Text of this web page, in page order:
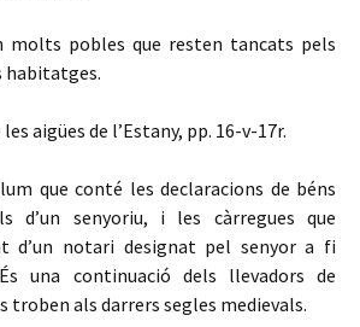
molts pobles que resten tancats pels
habitatges.
aigües de l’Estany, pp. 16-v-17r.
que conté les declaracions de béns
d’un senyoriu, i les càrregues que
d’un notari designat pel senyor a fi
una continuació dels llevadors de
troben als darrers segles medievals.